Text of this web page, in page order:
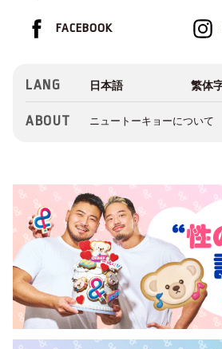
FACEBOOK
LANG
ABOUT ニュートーキョーについて